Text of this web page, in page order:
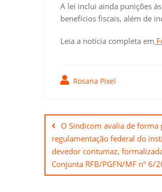
A lei inclui ainda punições
benefícios fiscais, além de
Leia a notícia completa em
Rosana Pixel
de
Post
O Sindicom avalia de forma
regulamentação federal do
devedor contumaz,
Conjunta RFB/PGFN/MF nº 6/